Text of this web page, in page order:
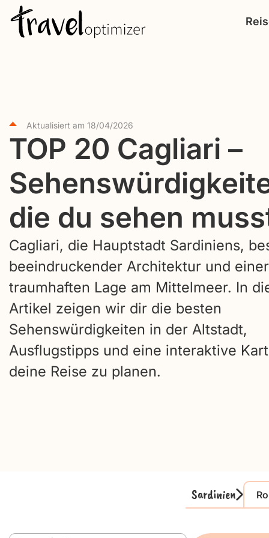
Aktualisiert am 18/04/2026
TOP 20 Cagliari –
die du sehen
Cagliari, die Hauptstadt Sardiniens,
beeindruckender Architektur und einer
traumhaften Lage am Mittelmeer. In
Artikel zeigen wir dir die besten
Sehenswürdigkeiten in der Altstadt,
Ausflugstipps und eine interaktive
deine Reise zu planen.
Sardinien